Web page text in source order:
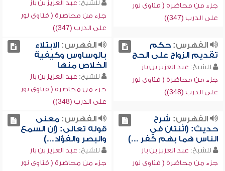
جزء من محاضرة ( فتاوى نور
على الدرب (347))
للشيخ: عبد العزيز بن باز
جزء من محاضرة ( فتاوى نور
على الدرب (347))
الفهرس:حكم
تقديم الزواج على الحج
للشيخ: عبد العزيز بن باز
جزء من محاضرة ( فتاوى نور
على الدرب (348))
الفهرس:الابتلاء
بالوساوس وكيفية
الخلاص منها
للشيخ: عبد العزيز بن باز
جزء من محاضرة ( فتاوى نور
على الدرب (348))
الفهرس: شرح
حديث: (اثنتان في
الناس هما بهم كفر ...)
للشيخ: عبد العزيز بن باز
جزء من محاضرة ( فتاوى نور
الفهرس:معنى
قوله تعالى: (إن السمع
والبصر والفؤاد...)
للشيخ: عبد العزيز بن باز
جزء من محاضرة ( فتاوى نور